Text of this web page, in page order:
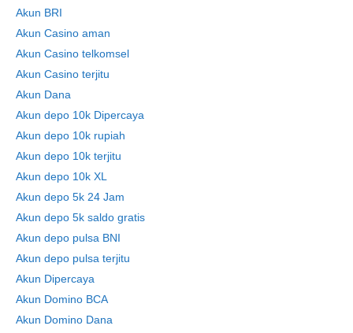
Akun BRI
Akun Casino aman
Akun Casino telkomsel
Akun Casino terjitu
Akun Dana
Akun depo 10k Dipercaya
Akun depo 10k rupiah
Akun depo 10k terjitu
Akun depo 10k XL
Akun depo 5k 24 Jam
Akun depo 5k saldo gratis
Akun depo pulsa BNI
Akun depo pulsa terjitu
Akun Dipercaya
Akun Domino BCA
Akun Domino Dana